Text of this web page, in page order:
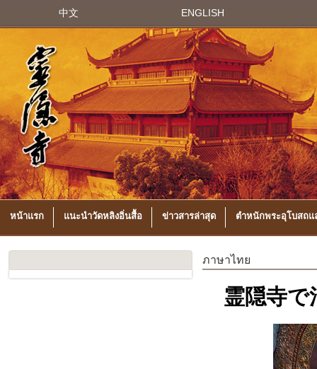
中文 ENGLISH
หน้าแรก แนะนำวัดหลิงอิ่นสื้อ ข่าวสารล่าสุด ตำหนักพระอุโบสถ
ภาษาไทย
霊隠寺で